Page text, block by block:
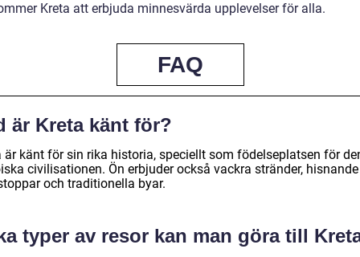
Kreta att erbjuda minnesvärda upplevelser för alla.
FAQ
är Kreta känt för?
är känt för sin rika historia, speciellt som födelseplatsen för
civilisationen. Ön erbjuder också vackra stränder, hisnande
och traditionella byar.
typer av resor kan man göra till